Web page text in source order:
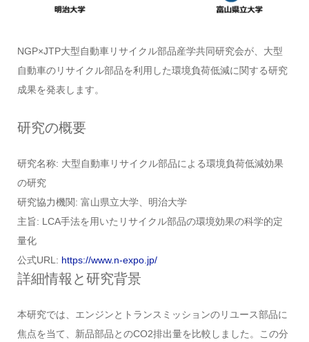
NGP×JTP大型自動車リサイクル部品産学共同研究会が、大型
自動車のリサイクル部品を利用した環境負荷低減に関する研究
成果を発表します。
研究の概要
研究名称: 大型自動車リサイクル部品による環境負荷低減効果
の研究
研究協力機関: 富山県立大学、明治大学
主旨: LCA手法を用いたリサイクル部品の環境効果の科学的定
量化
公式URL: https://www.n-expo.jp/
詳細情報と研究背景
本研究では、エンジンとトランスミッションのリユース部品に
焦点を当て、新品部品とのCO2排出量を比較しました。この分